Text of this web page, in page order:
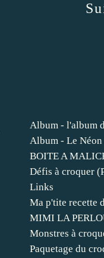
Album - l'album
Album - Le
BOITE A
Défis à croquer
Links
Ma p'tite recette
MIMI LA
Monstres à
Paquetage du